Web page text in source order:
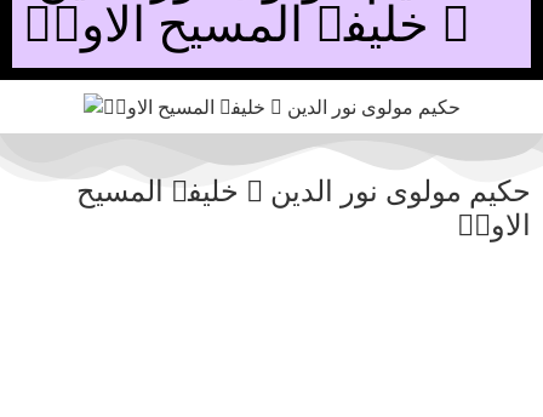
۔ خلیفۃ المسیح الاولؓ
حکیم مولوی نور الدین ۔ خلیفۃ المسیح
الاولؓ